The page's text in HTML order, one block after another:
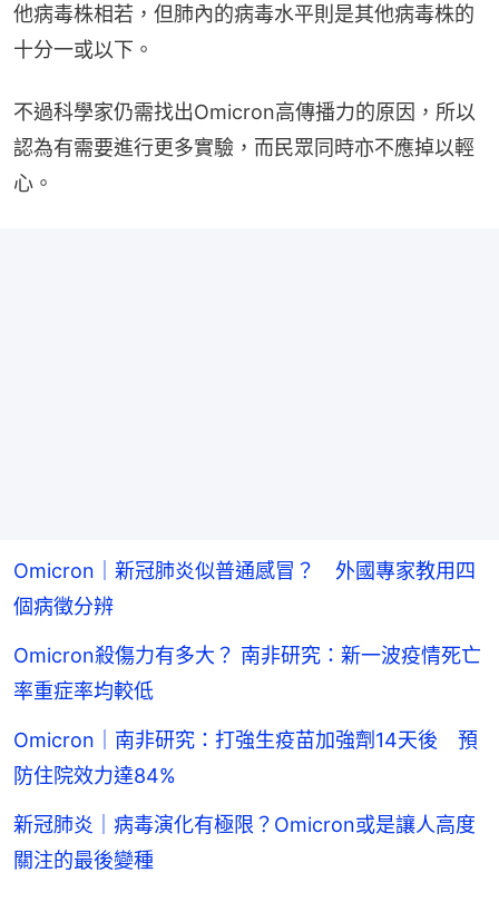
他病毒株相若，但肺內的病毒水平則是其他病毒株的
十分一或以下。
不過科學家仍需找出Omicron高傳播力的原因，所以
認為有需要進行更多實驗，而民眾同時亦不應掉以輕
心。
Omicron｜新冠肺炎似普通感冒？ 外國專家教用四
個病徵分辨
Omicron殺傷力有多大？ 南非研究：新一波疫情死亡
率重症率均較低
Omicron｜南非研究：打強生疫苗加強劑14天後 預
防住院效力達84%
新冠肺炎｜病毒演化有極限？Omicron或是讓人高度
關注的最後變種